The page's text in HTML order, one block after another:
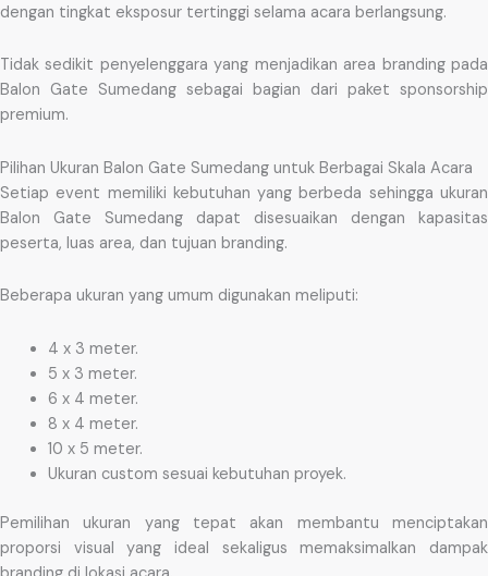
dengan tingkat eksposur tertinggi selama acara berlangsung.
Tidak sedikit penyelenggara yang menjadikan area branding pada
Balon Gate Sumedang sebagai bagian dari paket sponsorship
premium.
Pilihan Ukuran Balon Gate Sumedang untuk Berbagai Skala Acara
Setiap event memiliki kebutuhan yang berbeda sehingga ukuran
Balon Gate Sumedang dapat disesuaikan dengan kapasitas
peserta, luas area, dan tujuan branding.
Beberapa ukuran yang umum digunakan meliputi:
4 x 3 meter.
5 x 3 meter.
6 x 4 meter.
8 x 4 meter.
10 x 5 meter.
Ukuran custom sesuai kebutuhan proyek.
Pemilihan ukuran yang tepat akan membantu menciptakan
proporsi visual yang ideal sekaligus memaksimalkan dampak